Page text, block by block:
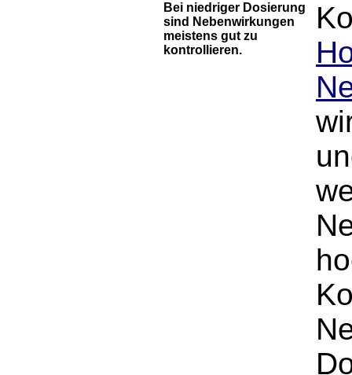
Bei niedriger Dosierung
sind Nebenwirkungen
meistens gut zu
kontrollieren.